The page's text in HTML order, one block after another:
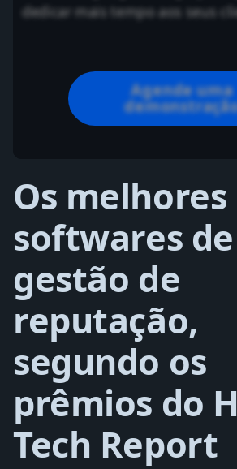
mais tempo aos seus clientes.
Agende uma
Os melhores
softwares de
gestão de
reputação,
segundo os
prêmios do
Tech Report